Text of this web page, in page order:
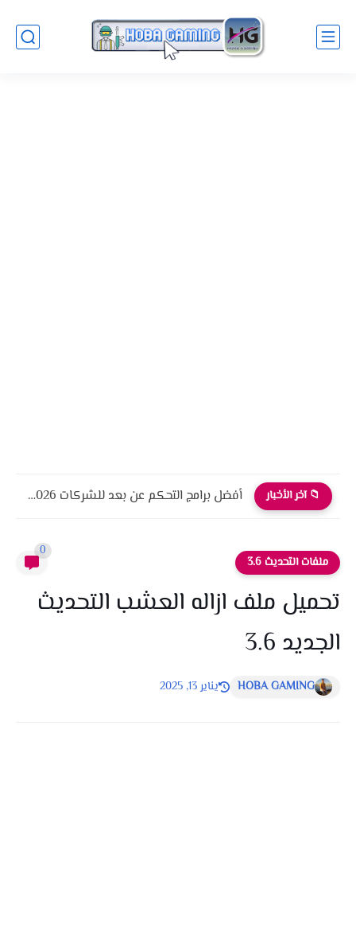
📁 آخر الأخبار أفضل برامج التحكم عن بعد للشركات 2026 أمان، أداء، واحترافية
ملفات التحديث 3.6
0
تحميل ملف ازاله العشب التحديث
الجديد 3.6
HOBA GAMING يناير 13, 2025